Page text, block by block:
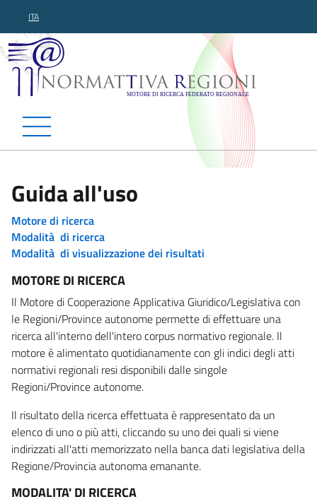
ITA
Normattiva Regioni -
Guida all'uso
Motore di ricerca
Modalità di ricerca
Modalità di visualizzazione dei risultati
MOTORE DI RICERCA
Il Motore di Cooperazione Applicativa Giuridico/Legislativa con
le Regioni/Province autonome permette di effettuare una
ricerca all'interno dell'intero corpus normativo regionale. Il
motore è alimentato quotidianamente con gli indici degli atti
normativi regionali resi disponibili dalle singole
Regioni/Province autonome.
Il risultato della ricerca effettuata è rappresentato da un
elenco di uno o più atti, cliccando su uno dei quali si viene
indirizzati all'atti memorizzato nella banca dati legislativa della
Regione/Provincia autonoma emanante.
MODALITA' DI RICERCA